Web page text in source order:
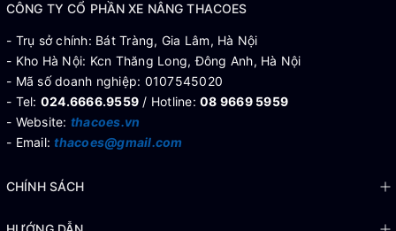
CÔNG TY CỔ PHẦN XE NÂNG THACOES
- Trụ sở chính: Bát Tràng, Gia Lâm, Hà Nội
- Kho Hà Nội: Kcn Thăng Long, Đông Anh, Hà Nội
- Mã số doanh nghiệp: 0107545020
- Tel: 024.6666.9559 / Hotline: 08 9669 5959
- Website: thacoes.vn
- Email:thacoes@gmail.com
CHÍNH SÁCH